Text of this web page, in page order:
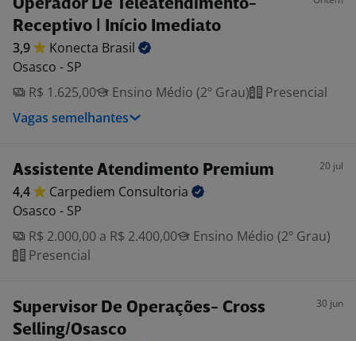
Operador De Teleatendimento-
Receptivo | Início Imediato
3,9 Konecta Brasil
Osasco - SP
R$ 1.625,00
Ensino Médio (2º Grau)
Presencial
Vagas semelhantes
Assistente Atendimento Premium 20 jul
4,4 Carpediem Consultoria
Osasco - SP
R$ 2.000,00 a R$ 2.400,00
Ensino Médio (2º Grau)
Presencial
Supervisor De Operações- Cross
Selling/Osasco
30 jun